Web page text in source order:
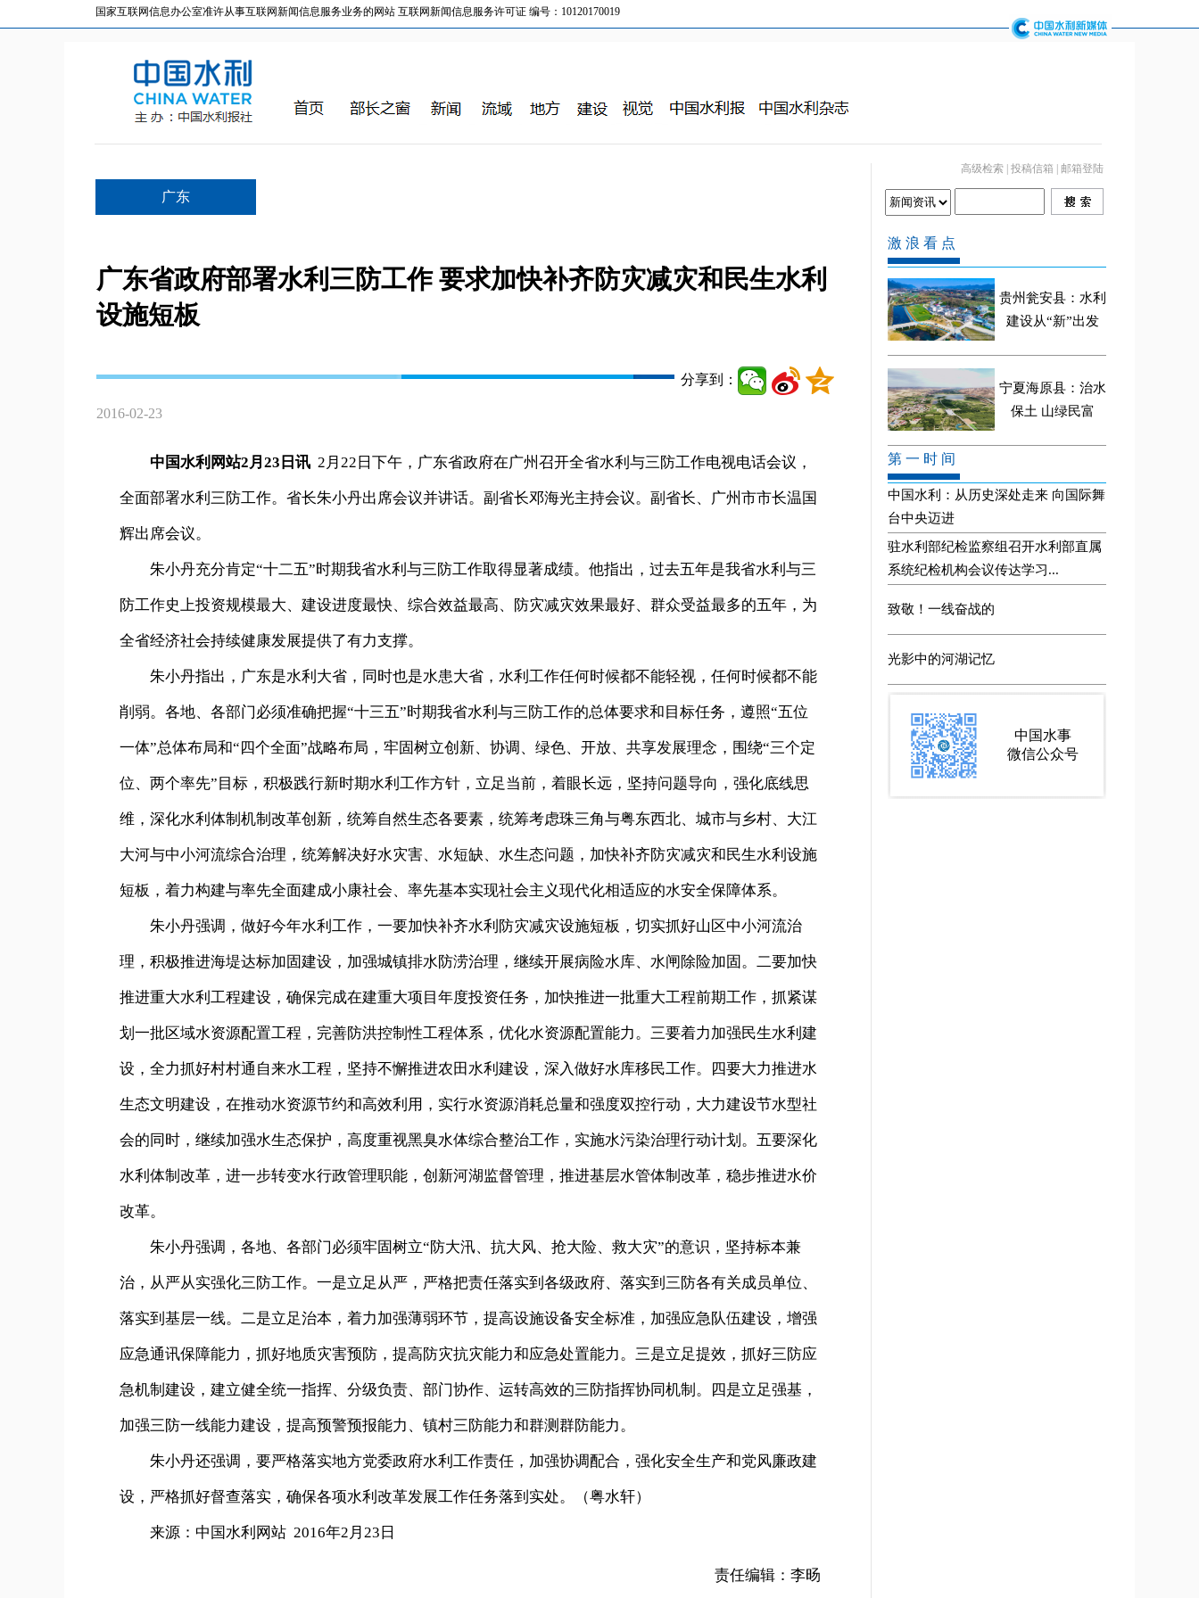
国家互联网信息办公室准许从事互联网新闻信息服务业务的网站 互联网新闻信息服务许可证 编号：10120170019
广东
高级检索 投稿信箱 邮箱登陆
广东省政府部署水利三防工作 要求加快补齐防灾减灾和民生水利
设施短板
分享到：
2016-02-23
中国水利网站2月23日讯 2月22日下午，广东省政府在广州召开全省水利与三防工作电视电话会议，
全面部署水利三防工作。省长朱小丹出席会议并讲话。副省长邓海光主持会议。副省长、广州市市长温国
辉出席会议。
朱小丹充分肯定“十二五”时期我省水利与三防工作取得显著成绩。他指出，过去五年是我省水利与三
防工作史上投资规模最大、建设进度最快、综合效益最高、防灾减灾效果最好、群众受益最多的五年，为
全省经济社会持续健康发展提供了有力支撑。
朱小丹指出，广东是水利大省，同时也是水患大省，水利工作任何时候都不能轻视，任何时候都不能
削弱。各地、各部门必须准确把握“十三五”时期我省水利与三防工作的总体要求和目标任务，遵照“五位
一体”总体布局和“四个全面”战略布局，牢固树立创新、协调、绿色、开放、共享发展理念，围绕“三个定
位、两个率先”目标，积极践行新时期水利工作方针，立足当前，着眼长远，坚持问题导向，强化底线思
维，深化水利体制机制改革创新，统筹自然生态各要素，统筹考虑珠三角与粤东西北、城市与乡村、大江
大河与中小河流综合治理，统筹解决好水灾害、水短缺、水生态问题，加快补齐防灾减灾和民生水利设施
短板，着力构建与率先全面建成小康社会、率先基本实现社会主义现代化相适应的水安全保障体系。
朱小丹强调，做好今年水利工作，一要加快补齐水利防灾减灾设施短板，切实抓好山区中小河流治
理，积极推进海堤达标加固建设，加强城镇排水防涝治理，继续开展病险水库、水闸除险加固。二要加快
推进重大水利工程建设，确保完成在建重大项目年度投资任务，加快推进一批重大工程前期工作，抓紧谋
划一批区域水资源配置工程，完善防洪控制性工程体系，优化水资源配置能力。三要着力加强民生水利建
设，全力抓好村村通自来水工程，坚持不懈推进农田水利建设，深入做好水库移民工作。四要大力推进水
生态文明建设，在推动水资源节约和高效利用，实行水资源消耗总量和强度双控行动，大力建设节水型社
会的同时，继续加强水生态保护，高度重视黑臭水体综合整治工作，实施水污染治理行动计划。五要深化
水利体制改革，进一步转变水行政管理职能，创新河湖监督管理，推进基层水管体制改革，稳步推进水价
改革。
朱小丹强调，各地、各部门必须牢固树立“防大汛、抗大风、抢大险、救大灾”的意识，坚持标本兼
治，从严从实强化三防工作。一是立足从严，严格把责任落实到各级政府、落实到三防各有关成员单位、
落实到基层一线。二是立足治本，着力加强薄弱环节，提高设施设备安全标准，加强应急队伍建设，增强
应急通讯保障能力，抓好地质灾害预防，提高防灾抗灾能力和应急处置能力。三是立足提效，抓好三防应
急机制建设，建立健全统一指挥、分级负责、部门协作、运转高效的三防指挥协同机制。四是立足强基，
加强三防一线能力建设，提高预警预报能力、镇村三防能力和群测群防能力。
朱小丹还强调，要严格落实地方党委政府水利工作责任，加强协调配合，强化安全生产和党风廉政建
设，严格抓好督查落实，确保各项水利改革发展工作任务落到实处。（粤水轩）
来源：中国水利网站 2016年2月23日
责任编辑：李旸